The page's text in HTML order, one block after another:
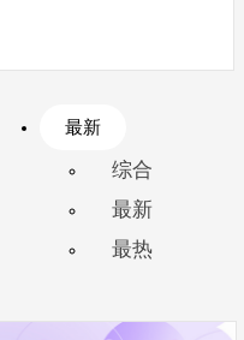
最新
综合
最新
最热